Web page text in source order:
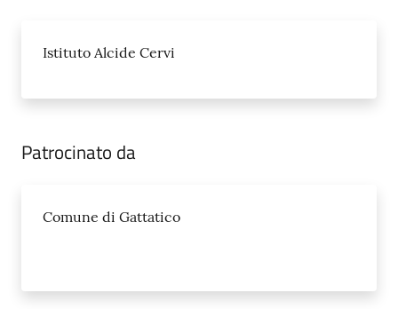
Istituto Alcide Cervi
Patrocinato da
Comune di Gattatico